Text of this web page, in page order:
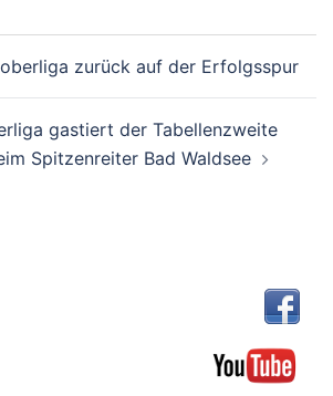
zurück auf der Erfolgsspur
gastiert der Tabellenzweite
Spitzenreiter Bad Waldsee